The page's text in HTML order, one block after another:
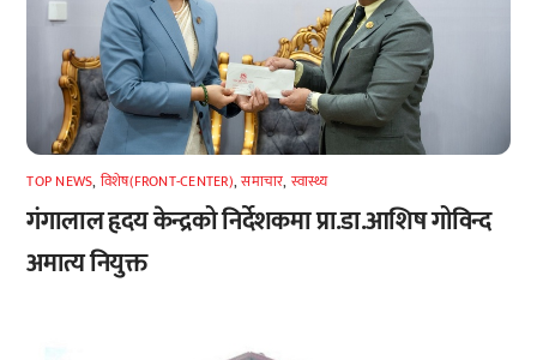
TOP NEWS, विशेष(FRONT-CENTER),समाचार, स्वास्थ्य
गंगालाल हृदय केन्द्रको निर्देशकमा प्रा.डा.आशिष गोविन्द
अमात्य नियुक्त